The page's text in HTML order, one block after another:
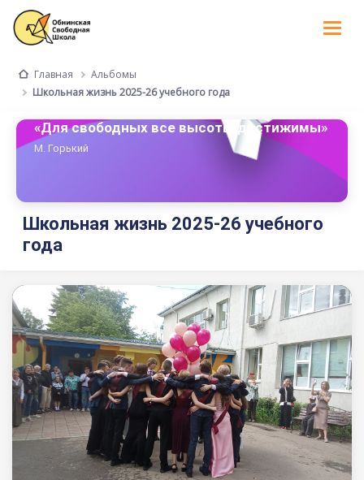
Главная
Альбомы
Школьная жизнь 2025-26 учебного года
«Для свободных все высоты достижимы»
М. Горький
Школьная жизнь 2025-26 учебного
года